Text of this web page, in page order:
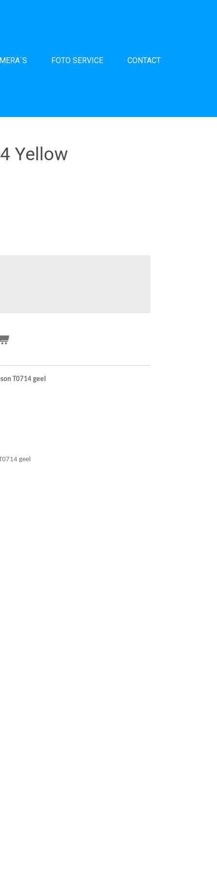
FOTO SERVICE CONTACT
Yellow
T0714 geel
geel